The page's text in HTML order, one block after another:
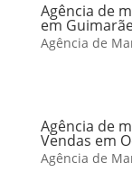
Agência de
em
Agência de
Agência de
Vendas em
Agência de